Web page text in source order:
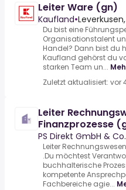
Leiter Ware (gn)
Kaufland•Leverkusen,
Du bist eine
Organisationstalent
Handel? Dann bist du
Kaufland gehörst du
starken Team un...
Zuletzt aktualisiert: vor
Leiter
Finanzprozesse
PS Direkt GmbH &
Leiter
.Du möchtest
buchhalterische
kompetente
Fachbereiche agie...